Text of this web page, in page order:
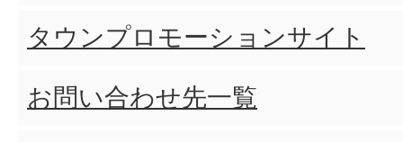
タウンプロモーションサイト
お問い合わせ先一覧